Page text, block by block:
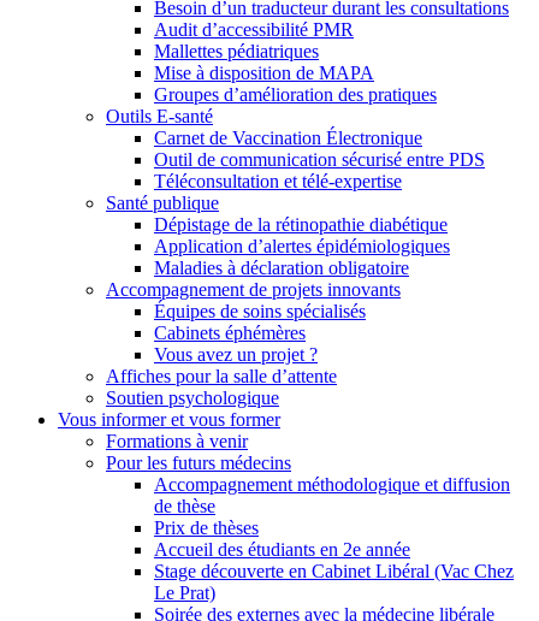
Besoin d’un traducteur durant les consultations
Audit d’accessibilité PMR
Mallettes pédiatriques
Mise à disposition de MAPA
Groupes d’amélioration des pratiques
Outils E-santé
Carnet de Vaccination Électronique
Outil de communication sécurisé entre PDS
Téléconsultation et télé-expertise
Santé publique
Dépistage de la rétinopathie diabétique
Application d’alertes épidémiologiques
Maladies à déclaration obligatoire
Accompagnement de projets innovants
Équipes de soins spécialisés
Cabinets éphémères
Vous avez un projet ?
Affiches pour la salle d’attente
Soutien psychologique
Vous informer et vous former
Formations à venir
Pour les futurs médecins
Accompagnement méthodologique et diffusion
de thèse
Prix de thèses
Accueil des étudiants en 2e année
Stage découverte en Cabinet Libéral (Vac Chez
Le Prat)
Soirée des externes avec la médecine libérale